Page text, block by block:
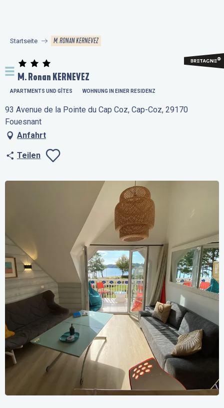
principal
Startseite M. RONAN KERNEVEZ
M. Ronan KERNEVEZ
APARTMENTS UND GÎTES WOHNUNG IN EINER RESIDENZ
93 Avenue de la Pointe du Cap Coz, Cap-Coz, 29170
Fouesnant
Anfahrt
Teilen